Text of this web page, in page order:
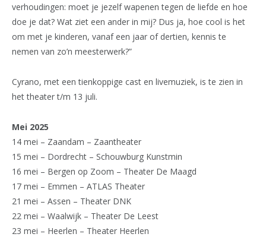
verhoudingen: moet je jezelf wapenen tegen de liefde en hoe
doe je dat? Wat ziet een ander in mij? Dus ja, hoe cool is het
om met je kinderen, vanaf een jaar of dertien, kennis te
nemen van zo’n meesterwerk?”
Cyrano, met een tienkoppige cast en livemuziek, is te zien in
het theater t/m 13 juli.
Mei 2025
14 mei – Zaandam – Zaantheater
15 mei – Dordrecht – Schouwburg Kunstmin
16 mei – Bergen op Zoom – Theater De Maagd
17 mei – Emmen – ATLAS Theater
21 mei – Assen – Theater DNK
22 mei – Waalwijk – Theater De Leest
23 mei – Heerlen – Theater Heerlen